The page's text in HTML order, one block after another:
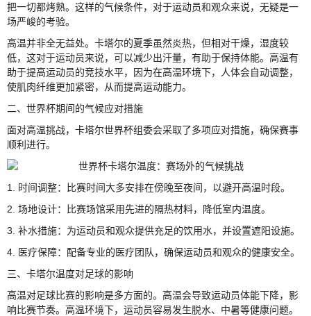
把一切都烤熟。这样的气候条件，对于运动员和观众来说，无疑是一
场严峻的考验。
高温并非全无益处。卡塔尔的夏季虽然炎热，但相对干燥，湿度较
低，这对于运动员来说，可以减少出汗量，有助于保持体能。高温有
助于提高运动员的竞技水平，因为在高温环境下，人体会自动调整，
使肌肉纤维更加紧密，从而提高运动能力。
二、世界杯期间的气候应对措施
面对高温挑战，卡塔尔世界杯组委会采取了多项应对措施，确保赛事
顺利进行。
1. 时间调整：比赛时间大多安排在傍晚至夜间，以避开高温时段。
2. 场地设计：比赛场馆采用先进的隔热材料，降低室内温度。
3. 补水措施：为运动员和观众提供充足的饮用水，并设置遮阳设施。
4. 医疗保障：配备专业的医疗团队，确保运动员和观众的健康安全。
三、卡塔尔温度对足球的影响
高温对足球比赛的影响是多方面的。高温会导致运动员体能下降，影
响比赛节奏。高温环境下，运动员容易发生脱水、中暑等健康问题。